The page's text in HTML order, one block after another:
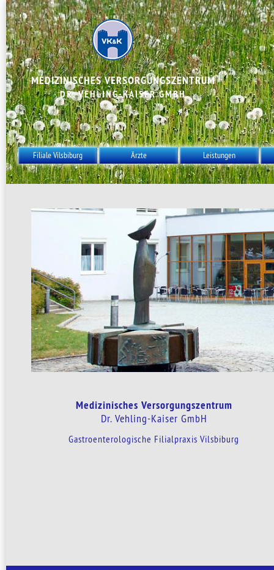
Filiale Vilsbiburg Ärzte Leistungen
MEDIZINISCHES VERSORGUNGSZENTRUM
DR. VEHLING-KAISER GMBH
Medizinisches Versorgungszentrum
Dr. Vehling-Kaiser GmbH
Gastroenterologische Filialpraxis Vilsbiburg